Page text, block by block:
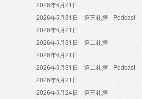
2026年6月21日
2026年5月31日 第三礼拝 Podcast
2026年6月21日
2026年5月31日 第二礼拝
2026年6月21日
2026年5月31日 第二礼拝 Podcast
2026年6月21日
2026年5月24日 第三礼拝